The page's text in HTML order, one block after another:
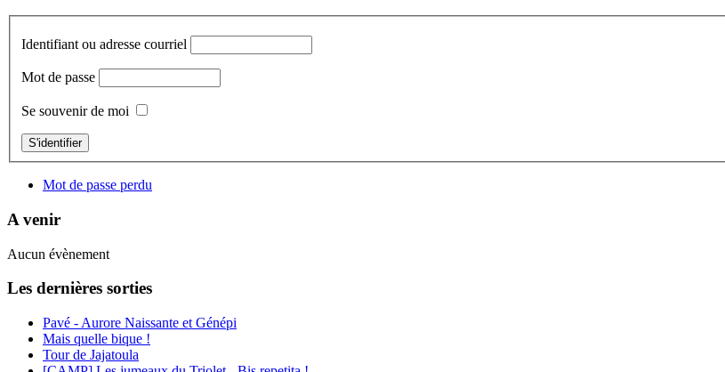
Identifiant ou adresse courriel
Mot de passe
Se souvenir de moi
S'identifier
Mot de passe perdu
A venir
Aucun évènement
Les dernières sorties
Pavé - Aurore Naissante et Génépi
Mais quelle bique !
Tour de Jajatoula